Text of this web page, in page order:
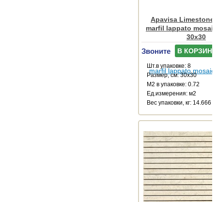
Apavisa Limestone
marfil lappato
30x30
Звоните В КОРЗИНУ
Шт.в упаковке: 8
Размер, см: 30x30
М2 в упаковке: 0.72
Ед.измерения: м2
Веc упаковки, кг: 14.666